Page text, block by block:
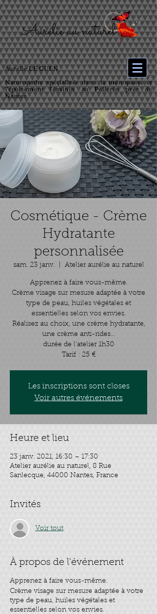
Aurélie LE GUEN
Naturopathe spécialisée dans la ménopause et
l’épuisement féminin au Pellerin près de
Nantes
Cosmétique - Crème
Hydratante
personnalisée
sam. 23 janv. Atelier aurélie au naturel
Apprenez à faire vous-même.
Crème visage sur mesure adaptée à votre
type de peau, huiles végétales et
essentielles selon vos envies.
Réalisez au choix, une crème hydratante,
une crème anti-rides...
durée de l'atelier 1h30
Tarif : 25 €
Les inscriptions sont closes
Voir autres événements
Heure et lieu
23 janv. 2021, 16:30 – 17:30
Atelier aurélie au naturel, 8 Rue
Sanlecque, 44000 Nantes, France
Invités
Voir tout
À propos de l'événement
Apprenez à faire vous-même.
Crème visage sur mesure adaptée à votre
type de peau, huiles végétales et
essentielles selon vos envies.